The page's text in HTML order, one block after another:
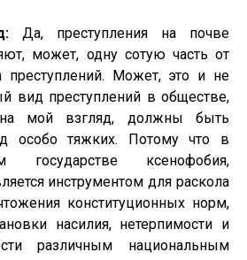
Да, преступления на почве
может, одну сотую часть от
преступлений. Может, это и не
вид преступлений в обществе,
мой взгляд, должны быть
особо тяжких. Потому что в
государстве ксенофобия,
инструментом для раскола
конституционных норм,
насилия, нетерпимости и
различным национальным